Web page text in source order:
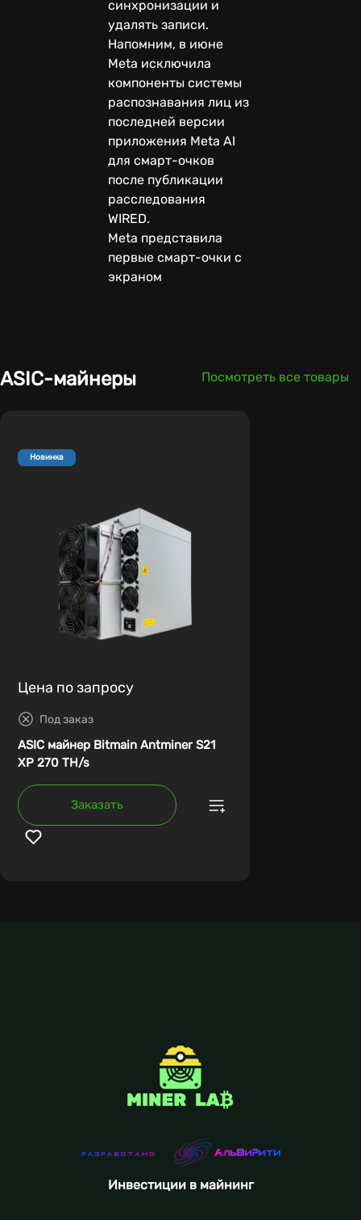
синхронизации и
удалять записи.
Напомним, в июне
Meta исключила
компоненты системы
распознавания лиц из
последней версии
приложения Meta AI
для смарт-очков
после публикации
расследования
WIRED.
Meta представила
первые смарт-очки с
экраном
ASIC-майнеры Посмотреть все товары
Новинка
Цена по запросу
Под заказ
ASIC майнер Bitmain Antminer S21
XP 270 TH/s
Заказать
Инвестиции в майнинг